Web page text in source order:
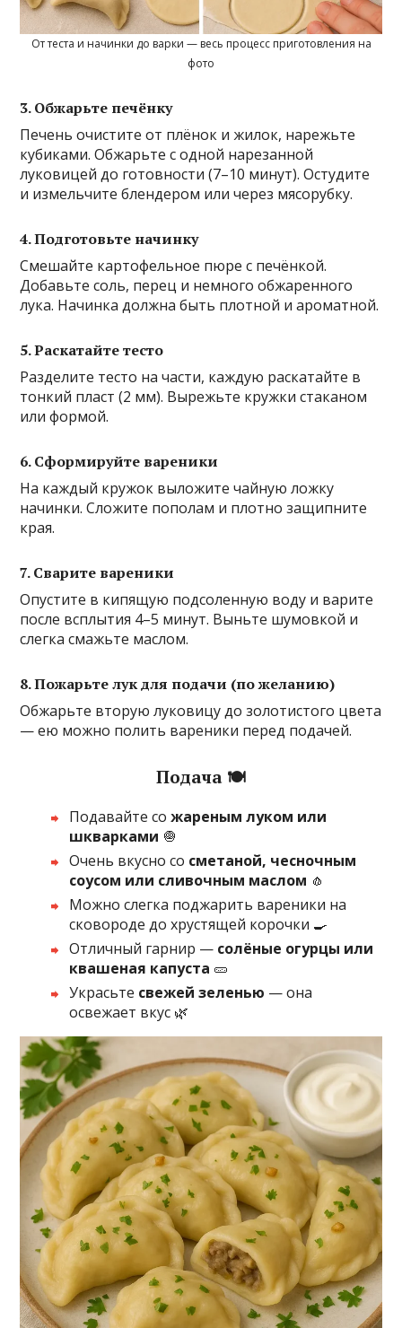
От теста и начинки до варки — весь процесс приготовления на
фото
3. Обжарьте печёнку
Печень очистите от плёнок и жилок, нарежьте
кубиками. Обжарьте с одной нарезанной
луковицей до готовности (7–10 минут). Остудите
и измельчите блендером или через мясорубку.
4. Подготовьте начинку
Смешайте картофельное пюре с печёнкой.
Добавьте соль, перец и немного обжаренного
лука. Начинка должна быть плотной и ароматной.
5. Раскатайте тесто
Разделите тесто на части, каждую раскатайте в
тонкий пласт (2 мм). Вырежьте кружки стаканом
или формой.
6. Сформируйте вареники
На каждый кружок выложите чайную ложку
начинки. Сложите пополам и плотно защипните
края.
7. Сварите вареники
Опустите в кипящую подсоленную воду и варите
после всплытия 4–5 минут. Выньте шумовкой и
слегка смажьте маслом.
8. Пожарьте лук для подачи (по желанию)
Обжарьте вторую луковицу до золотистого цвета
— ею можно полить вареники перед подачей.
Подача 🍽️
Подавайте сожареным луком или
шкварками 🧅
Очень вкусно со сметаной, чесночным
соусом или сливочным маслом 🧄
Можно слегка поджарить вареники на
сковороде до хрустящей корочки 🍳
Отличный гарнир — солёные огурцы или
квашеная капуста 🥒
Украсьте свежей зеленью — она
освежает вкус 🌿